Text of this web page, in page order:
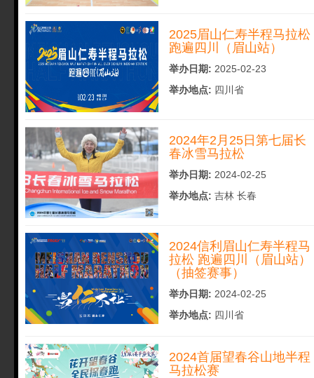
2025眉山仁寿半程马拉松
跑遍四川（眉山站）
举办日期: 2025-02-23
举办地点: 四川省
2024年2月25日第七届长
春冰雪马拉松
举办日期: 2024-02-25
举办地点: 吉林 长春
2024信利眉山仁寿半程马
拉松 跑遍四川（眉山站）
（抽签赛事）
举办日期: 2024-02-25
举办地点: 四川省
2024首届望春谷山地半程
马拉松赛